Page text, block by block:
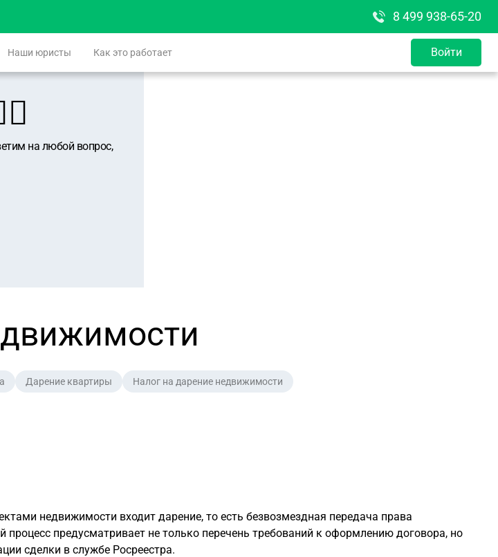
8 499 938-65-20
Наши юристы Как это работает Войти
на любой вопрос,
Дарение квартиры Налог на дарение недвижимости
недвижимости входит дарение, то есть безвозмездная передача права
процесс предусматривает не только перечень требований к оформлению договора, но
сделки в службе Росреестра.